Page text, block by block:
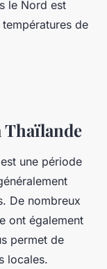
le Nord est
de
Thaïlande
une période
De nombreux
ont également
permet de
locales.